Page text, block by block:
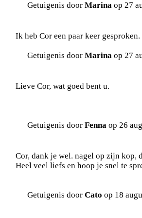
Getuigenis door Marina op 27
Ik heb Cor een paar keer
Getuigenis door Marina op 27
Lieve Cor, wat goed bent u.
Getuigenis door Fenna op 26
Cor, dank je wel. nagel op zijn kop,
Heel veel liefs en hoop je snel te
Getuigenis door Cato op 18